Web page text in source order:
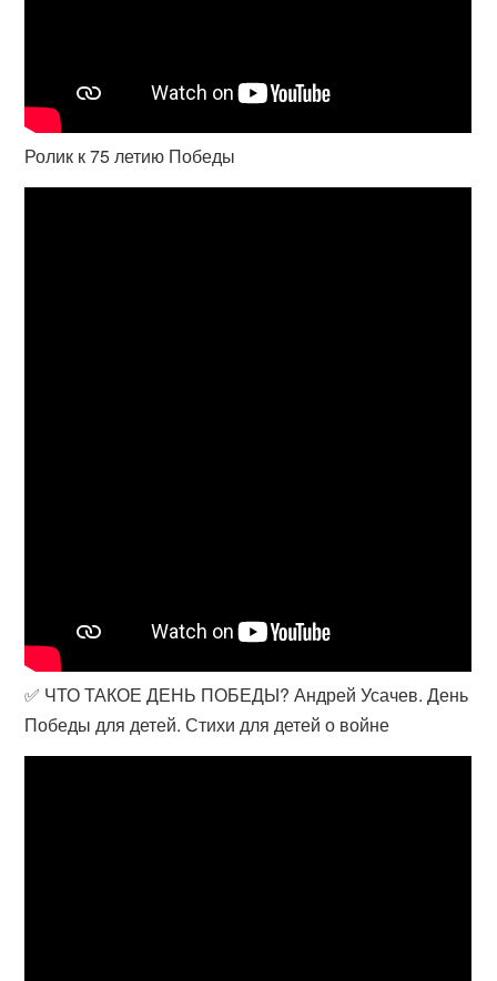
Ролик к 75 летию Победы
✅ ЧТО ТАКОЕ ДЕНЬ ПОБЕДЫ? Андрей Усачев. День
Победы для детей. Стихи для детей о войне